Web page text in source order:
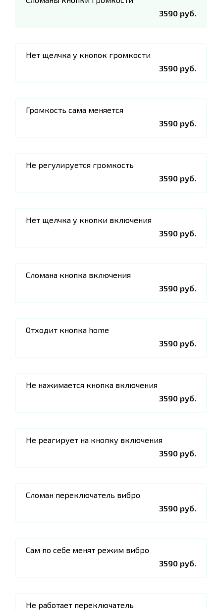
3590 руб.
Нет щелчка у кнопок громкости
3590 руб.
Громкость сама меняется
3590 руб.
Не регулируется громкость
3590 руб.
Нет щелчка у кнопки включения
3590 руб.
Сломана кнопка включения
3590 руб.
Отходит кнопка home
3590 руб.
Не нажимается кнопка включения
3590 руб.
Не реагирует на кнопку включения
3590 руб.
Сломан переключатель вибро
3590 руб.
Сам по себе менят режим вибро
3590 руб.
Не работает переключатель